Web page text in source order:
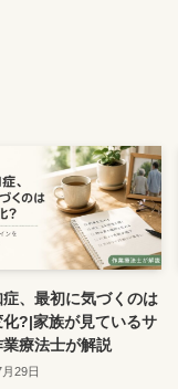
、最初に気づくのは
化?|家族が見ているサ
業療法士が解説
29日